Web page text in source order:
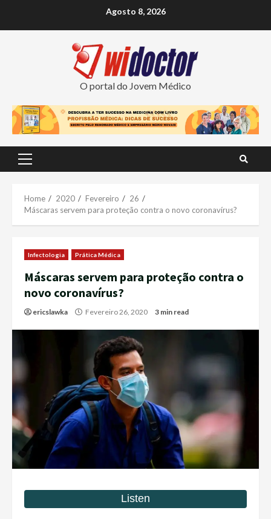
Agosto 8, 2026
O portal do Jovem Médico
Primary
Home 2020 Fevereiro
26
Máscaras servem para proteção contra o novo coronavírus?
Infectologia Prática Médica
Máscaras servem para proteção contra o
novo coronavírus?
ericslawka Fevereiro 26, 2020 3 min read